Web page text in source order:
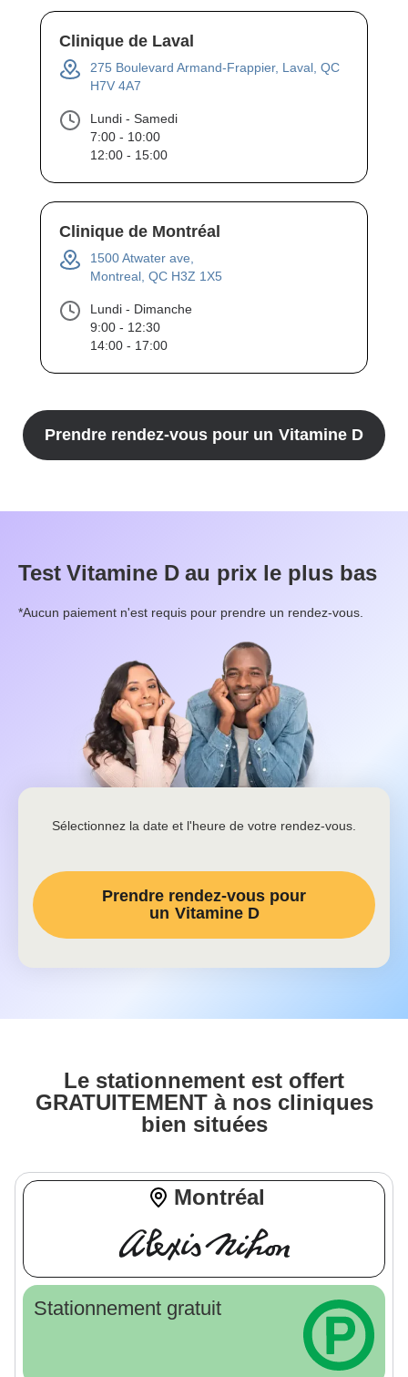
Clinique de Laval
275 Boulevard Armand-Frappier, Laval, QC
H7V 4A7
Lundi - Samedi
7:00 - 10:00
12:00 - 15:00
Clinique de Montréal
1500 Atwater ave,
Montreal, QC H3Z 1X5
Lundi - Dimanche
9:00 - 12:30
14:00 - 17:00
Prendre rendez-vous pour un Vitamine D
Test Vitamine D au prix le plus bas
*Aucun paiement n'est requis pour prendre un rendez-vous.
Sélectionnez la date et l'heure de votre rendez-vous.
Prendre rendez-vous pour
un Vitamine D
Le stationnement est offert
GRATUITEMENT à nos cliniques
bien situées
Montréal
Stationnement gratuit